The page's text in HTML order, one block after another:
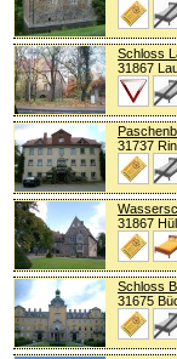
Schloss
31867
31737
31867
Schloss
31675